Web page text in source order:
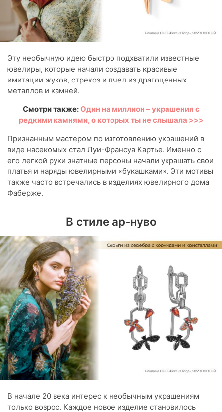
Эту необычную идею быстро подхватили известные
ювелиры, которые начали создавать красивые
имитации жуков, стрекоз и пчел из драгоценных
металлов и камней.
Смотри также:Один на миллион – украшения с
редкими камнями, о которых ты не слышала >>>
Признанным мастером по изготовлению украшений в
виде насекомых стал Луи-Франсуа Картье. Именно с
его легкой руки знатные персоны начали украшать свои
платья и наряды ювелирными «букашками». Эти мотивы
также часто встречались в изделиях ювелирного дома
Фаберже.
В стиле ар-нуво
В начале 20 века интерес к необычным украшениям
только возрос. Каждое новое изделие становилось